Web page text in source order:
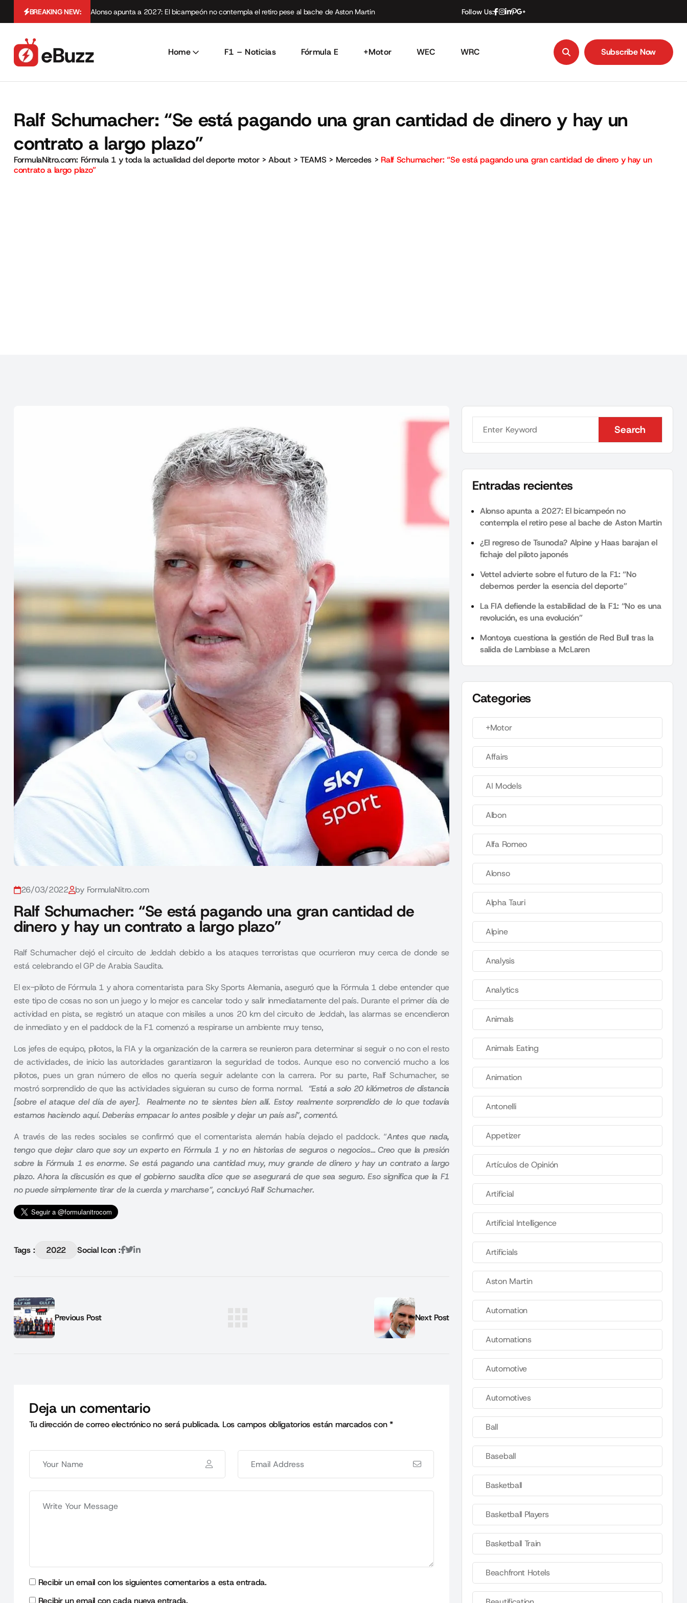
BREAKING NEW: Alonso apunta a 2027: El bicampeón no contempla el retiro pese al bache de Aston Martin Follow Us:
Home F1 – Noticias Fórmula E +Motor WEC WRC Subscribe Now
Ralf Schumacher: “Se está pagando una gran cantidad de dinero y hay un
contrato a largo plazo”
FormulaNitro.com: Fórmula 1 y toda la actualidad del deporte motor>About> TEAMS > Mercedes > Ralf Schumacher: “Se está pagando una gran cantidad de dinero y hay un
contrato a largo plazo”
26/03/2022 by FormulaNitro.com
Ralf Schumacher: “Se está pagando una gran cantidad de
dinero y hay un contrato a largo plazo”
Ralf Schumacher dejó el circuito de Jeddah debido a los ataques terroristas que ocurrieron muy cerca de donde se
está celebrando el GP de Arabia Saudita.
El ex-piloto de Fórmula 1y ahora comentarista para Sky Sports Alemania, aseguró que la Fórmula 1 debe entender que
este tipo de cosas no son un juego y lo mejor es cancelar todo y salir inmediatamente del país. Durante el primer día de
actividad en pista, se registró un ataque con misiles a unos 20 km del circuito de Jeddah, las alarmas se encendieron
de inmediato y en el paddock de la F1 comenzó a respirarse un ambiente muy tenso,
Los jefes de equipo, pilotos, la FIA y la organización de la carrera se reunieron para determinar si seguir o no con el resto
de actividades, de inicio las autoridades garantizaron la seguridad de todos. Aunque eso no convenció mucho a los
pilotos, pues un gran número de ellos no quería seguir adelante con la carrera. Por su parte, Ralf Schumacher, se
mostró sorprendido de que las actividades siguieran su curso de forma normal. “Está a solo 20 kilómetros de distancia
[sobre el ataque del día de ayer]. Realmente no te sientes bien allí. Estoy realmente sorprendido de lo que todavía
estamos haciendo aquí. Deberías empacar lo antes posible y dejar un país así”, comentó.
A través de las redes sociales se confirmó que el comentarista alemán había dejado el paddock. “Antes que nada,
tengo que dejar claro que soy un experto en Fórmula 1 y no en historias de seguros o negocios… Creo que la presión
sobre la Fórmula 1 es enorme. Se está pagando una cantidad muy, muy grande de dinero y hay un contrato a largo
plazo. Ahora la discusión es que el gobierno saudita dice que se asegurará de que sea seguro. Eso significa que la F1
no puede simplemente tirar de la cuerda y marcharse”, concluyó Ralf Schumacher.
Tags : 2022 Social Icon :
Previous Post Next Post
Deja un comentario
Tu dirección de correo electrónico no será publicada. Los campos obligatorios están marcados con*
Recibir un email con los siguientes comentarios a esta entrada.
Recibir un email con cada nueva entrada.
Search
Search
Entradas recientes
Alonso apunta a 2027: El bicampeón no
contempla el retiro pese al bache de Aston Martin
¿El regreso de Tsunoda? Alpine y Haas barajan el
fichaje del piloto japonés
Vettel advierte sobre el futuro de la F1: “No
debemos perder la esencia del deporte”
La FIA defiende la estabilidad de la F1: “No es una
revolución, es una evolución”
Montoya cuestiona la gestión de Red Bull tras la
salida de Lambiase a McLaren
Categories
+Motor
Affairs
AI Models
Albon
Alfa Romeo
Alonso
Alpha Tauri
Alpine
Analysis
Analytics
Animals
Animals Eating
Animation
Antonelli
Appetizer
Artículos de Opinión
Artificial
Artificial Intelligence
Artificials
Aston Martin
Automation
Automations
Automotive
Automotives
Ball
Baseball
Basketball
Basketball Players
Basketball Train
Beachfront Hotels